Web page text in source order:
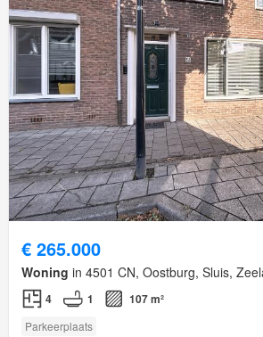
€ 265.000
Woning in 4501 CN, Oostburg, Sluis,
4 1 107 m²
Parkeerplaats